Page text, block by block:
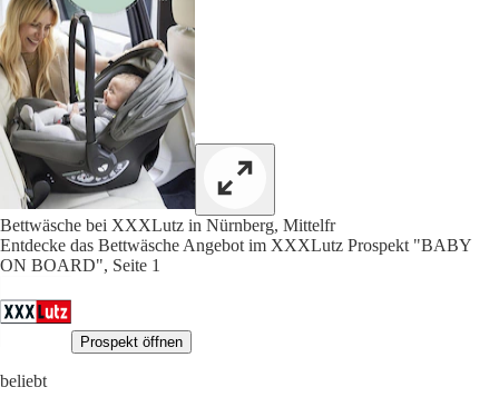
Bettwäsche bei XXXLutz in Nürnberg, Mittelfr
Entdecke das Bettwäsche Angebot im XXXLutz Prospekt "BABY
ON BOARD", Seite 1
Prospekt öffnen
beliebt